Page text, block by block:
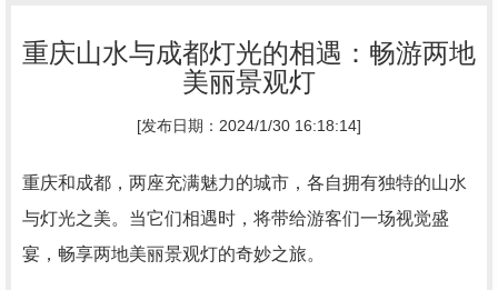
重庆山水与成都灯光的相遇：畅游两地
美丽景观灯
[发布日期：2024/1/30 16:18:14]
重庆和成都，两座充满魅力的城市，各自拥有独特的山水
与灯光之美。当它们相遇时，将带给游客们一场视觉盛
宴，畅享两地美丽景观灯的奇妙之旅。